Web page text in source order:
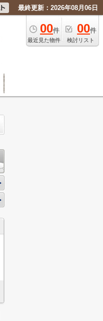
最終更新：2026年08月06日
00件
最近見た物件
00件
検討リスト